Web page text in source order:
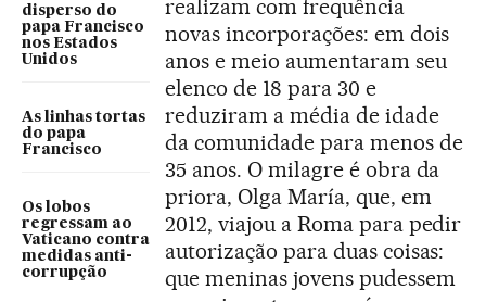
disperso do
papa Francisco
nos Estados
Unidos
As linhas tortas
do papa
Francisco
Os lobos
regressam ao
Vaticano contra
medidas anti-
corrupção
realizam com frequência
novas incorporações: em dois
anos e meio aumentaram seu
elenco de 18 para 30 e
reduziram a média de idade
da comunidade para menos de
35 anos. O milagre é obra da
priora, Olga María, que, em
2012, viajou a Roma para pedir
autorização para duas coisas:
que meninas jovens pudessem